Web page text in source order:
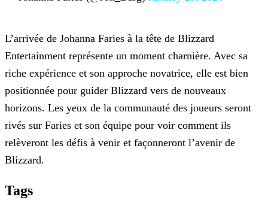
L’arrivée de Johanna Faries à la tête de Blizzard
Entertainment représente un moment charnière. Avec sa
riche expérience et son approche novatrice, elle est bien
positionnée pour guider Blizzard vers de nouveaux
horizons. Les yeux de la communauté des joueurs seront
rivés sur Faries et son équipe pour voir comment ils
relèveront les défis à venir et façonneront l’avenir de
Blizzard.
Tags